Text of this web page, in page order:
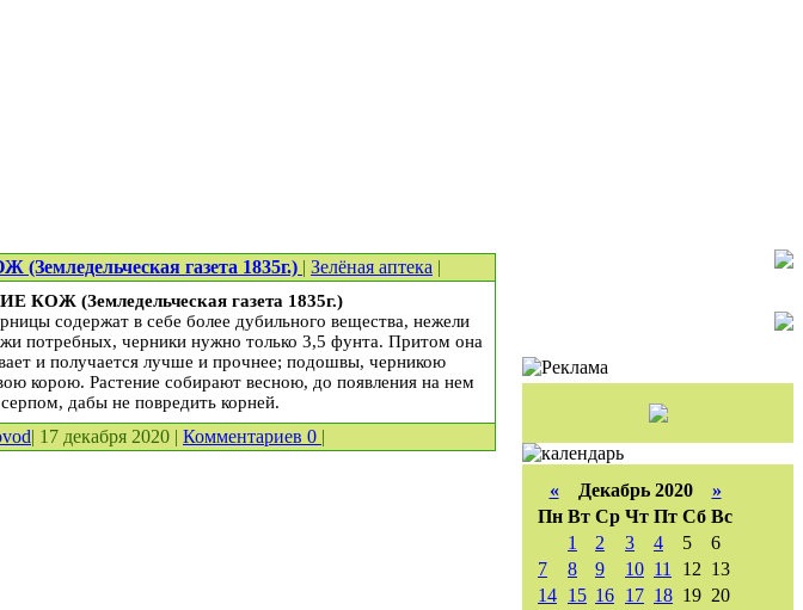
газета 1835г.) | Зелёная аптека |
(Земледельческая газета 1835г.)
содержат в себе более дубильного вещества, нежели
потребных, черники нужно только 3,5 фунта. Притом она
и получается лучше и прочнее; подошвы, черникою
корою. Растение собирают весною, до появления на нем
дабы не повредить корней.
| 17 декабря 2020 | Комментариев 0 |
«Декабрь 2020 »
Пн Вт Ср Чт Пт Сб Вс
1
2 3 4 5
6
7
8 9 10 11 12 13
14 15 16 17 18 19 20